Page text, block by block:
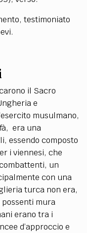
testimoniato
il Sacro
e
musulmano,
era una
essendo composto
i viennesi, che
un
con una
turca non era,
mura
erano tra i
d’approccio e